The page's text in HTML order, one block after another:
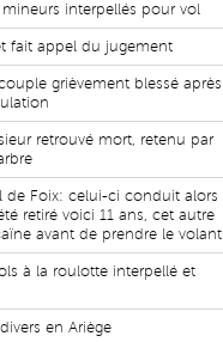
interpellés pour vol
fait appel du jugement
grièvement blessé après
retrouvé mort, retenu par
de Foix: celui-ci conduit alors
retiré voici 11 ans, cet autre
avant de prendre le volant
à la roulotte interpellé et
en Ariège